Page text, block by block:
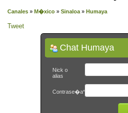
Canales » M�xico » Sinaloa » Humaya
Tweet
Chat Humaya
Nick o
alias
Contrase�a*